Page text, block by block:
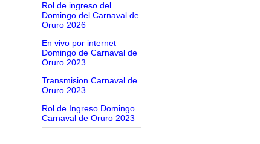
Rol de ingreso del
Domingo del Carnaval de
Oruro 2026
En vivo por internet
Domingo de Carnaval de
Oruro 2023
Transmision Carnaval de
Oruro 2023
Rol de Ingreso Domingo
Carnaval de Oruro 2023